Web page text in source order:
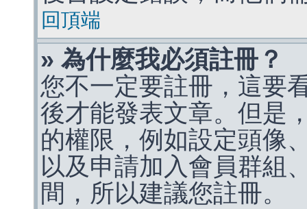
回頂端
» 為什麼我必須註冊？
您不一定要註冊，這要
後才能發表文章。但是
的權限，例如設定頭像
以及申請加入會員群組
間，所以建議您註冊。